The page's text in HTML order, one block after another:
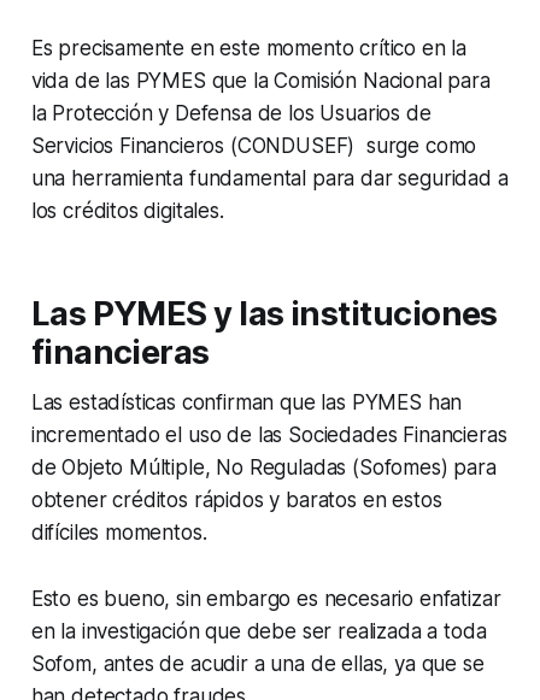
Es precisamente en este momento crítico en la
vida de las PYMES que la Comisión Nacional para
la Protección y Defensa de los Usuarios de
Servicios Financieros (CONDUSEF) surge como
una herramienta fundamental para dar seguridad a
los créditos digitales.
Las PYMES y las instituciones
financieras
Las estadísticas confirman que las PYMES han
incrementado el uso de las Sociedades Financieras
de Objeto Múltiple, No Reguladas (Sofomes) para
obtener créditos rápidos y baratos en estos
difíciles momentos.
Esto es bueno, sin embargo es necesario enfatizar
en la investigación que debe ser realizada a toda
Sofom, antes de acudir a una de ellas, ya que se